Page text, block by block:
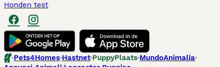
Honden test
Pets4Homes Hastnet PuppyPlaats MundoAnimalia